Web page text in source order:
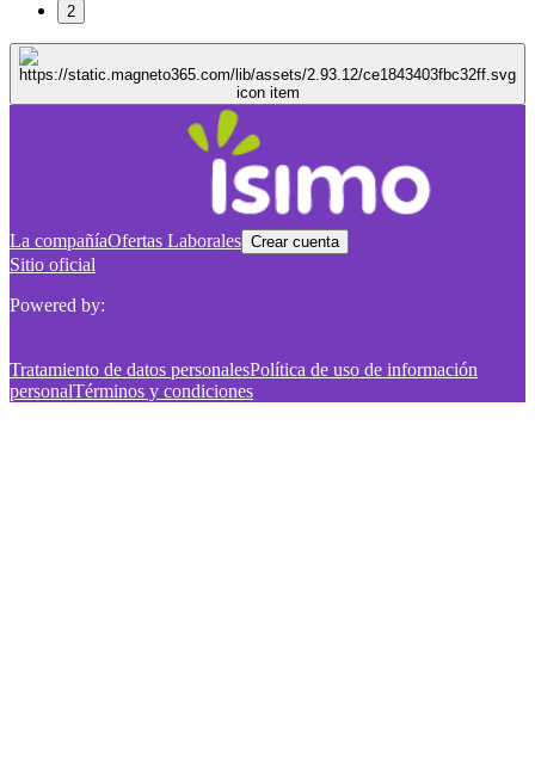
2
La compañíaOfertas Laborales Crear cuenta
Sitio oficial
Powered by:
Tratamiento de datos personalesPolítica de uso de información
personalTérminos y condiciones